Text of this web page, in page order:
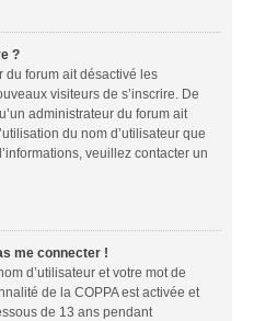
?
du forum ait désactivé les
visiteurs de s’inscrire. De
administrateur du forum ait
du nom d’utilisateur que
veuillez contacter un
me connecter !
d’utilisateur et votre mot de
de la COPPA est activée et
de 13 ans pendant